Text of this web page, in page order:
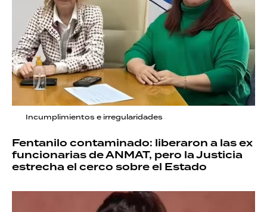
Incumplimientos e irregularidades
Fentanilo contaminado: liberaron a las ex
funcionarias de ANMAT, pero la Justicia
estrecha el cerco sobre el Estado